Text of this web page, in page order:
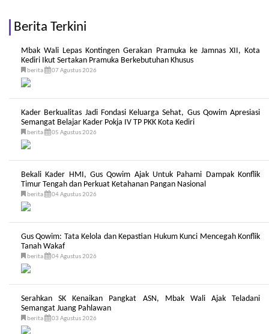
Berita Terkini
Mbak Wali Lepas Kontingen Gerakan Pramuka ke Jamnas XII, Kota
Kediri Ikut Sertakan Pramuka Berkebutuhan Khusus
berita 07 Agustus 2026
Kader Berkualitas Jadi Fondasi Keluarga Sehat, Gus Qowim Apresiasi
Semangat Belajar Kader Pokja IV TP PKK Kota Kediri
berita 05 Agustus 2026
Bekali Kader HMI, Gus Qowim Ajak Untuk Pahami Dampak Konflik
Timur Tengah dan Perkuat Ketahanan Pangan Nasional
berita 04 Agustus 2026
Gus Qowim: Tata Kelola dan Kepastian Hukum Kunci Mencegah Konflik
Tanah Wakaf
berita 04 Agustus 2026
Serahkan SK Kenaikan Pangkat ASN, Mbak Wali Ajak Teladani
Semangat Juang Pahlawan
berita 03 Agustus 2026